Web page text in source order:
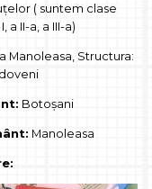
( suntem clase
II-a, a III-a)
Manoleasa, Structura:
Botoșani
Manoleasa